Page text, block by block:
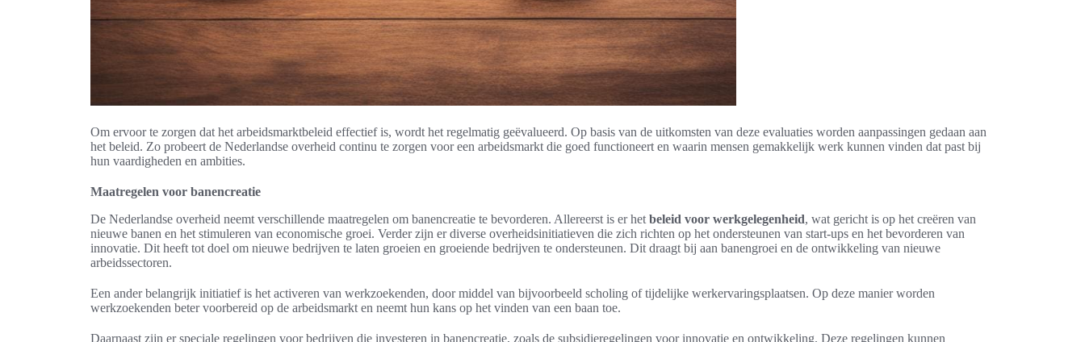
Om ervoor te zorgen dat het arbeidsmarktbeleid effectief is, wordt het regelmatig geëvalueerd. Op basis van de uitkomsten van deze evaluaties worden aanpassingen gedaan aan
het beleid. Zo probeert de Nederlandse overheid continu te zorgen voor een arbeidsmarkt die goed functioneert en waarin mensen gemakkelijk werk kunnen vinden dat past bij
hun vaardigheden en ambities.
Maatregelen voor banencreatie
De Nederlandse overheid neemt verschillende maatregelen om banencreatie te bevorderen. Allereerst is er het beleid voor werkgelegenheid, wat gericht is op het creëren van
nieuwe banen en het stimuleren van economische groei. Verder zijn er diverse overheidsinitiatieven die zich richten op het ondersteunen van start-ups en het bevorderen van
innovatie. Dit heeft tot doel om nieuwe bedrijven te laten groeien en groeiende bedrijven te ondersteunen. Dit draagt bij aan banengroei en de ontwikkeling van nieuwe
arbeidssectoren.
Een ander belangrijk initiatief is het activeren van werkzoekenden, door middel van bijvoorbeeld scholing of tijdelijke werkervaringsplaatsen. Op deze manier worden
werkzoekenden beter voorbereid op de arbeidsmarkt en neemt hun kans op het vinden van een baan toe.
Daarnaast zijn er speciale regelingen voor bedrijven die investeren in banencreatie, zoals de subsidieregelingen voor innovatie en ontwikkeling. Deze regelingen kunnen